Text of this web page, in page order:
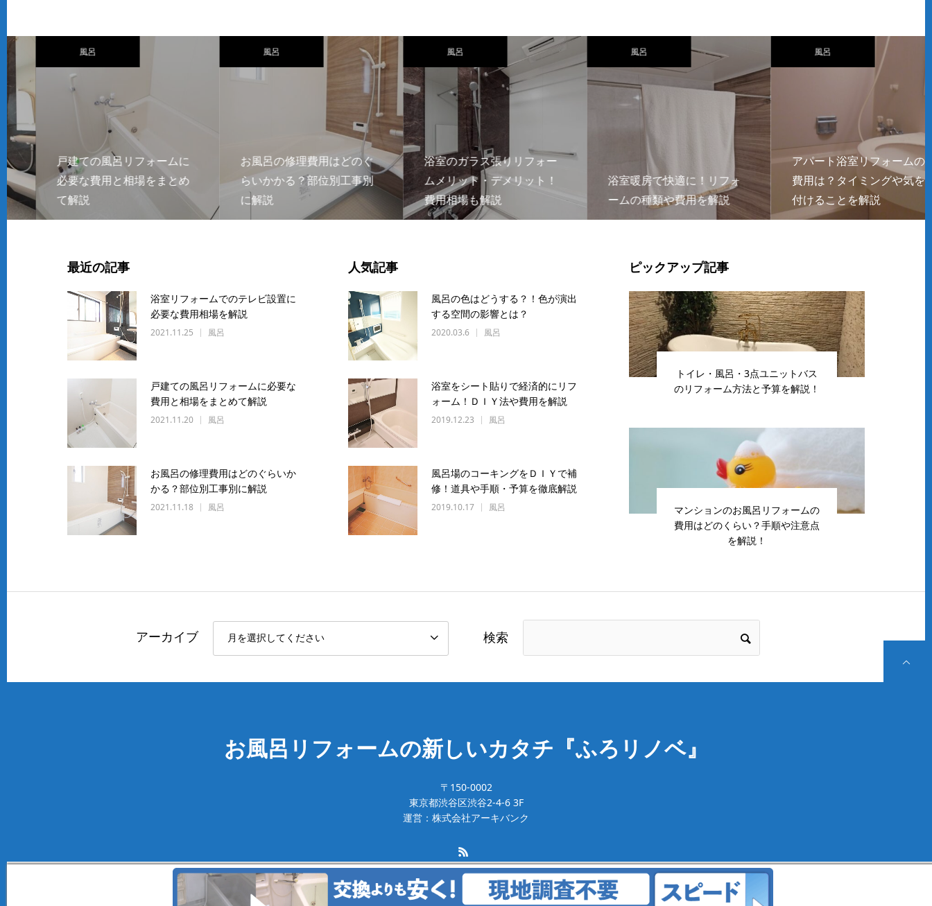
戸建ての風呂リフォームに
必要な費用と相場をまとめ
て解説
お風呂の修理費用はどのぐ
らいかかる？部位別工事別
に解説
浴室のガラス張りリフォー
ムメリット・デメリット！
費用相場も解説
浴室暖房で快適に！リフォ
ームの種類や費用を解説
アパート浴室リフォームの
費用は？タイミングや気を
付けることを解説
最近の記事
浴室リフォームでのテレビ設置に
必要な費用相場を解説
2021.11.25 風呂
戸建ての風呂リフォームに必要な
費用と相場をまとめて解説
2021.11.20 風呂
お風呂の修理費用はどのぐらいか
かる？部位別工事別に解説
2021.11.18 風呂
人気記事
風呂の色はどうする？！色が演出
する空間の影響とは？
2020.03.6 風呂
浴室をシート貼りで経済的にリフ
ォーム！ＤＩＹ法や費用を解説
2019.12.23 風呂
風呂場のコーキングをＤＩＹで補
修！道具や手順・予算を徹底解説
2019.10.17 風呂
ピックアップ記事
トイレ・風呂・3点ユニットバス
のリフォーム方法と予算を解説！
マンションのお風呂リフォームの
費用はどのくらい？手順や注意点
を解説！
アーカイブ 検索
お風呂リフォームの新しいカタチ『ふろリノベ』
〒150-0002
東京都渋谷区渋谷2-4-6 3F
運営：株式会社アーキバンク
Copyright © 2020